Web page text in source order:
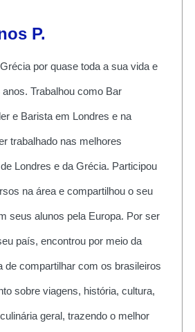
P.
por quase toda a sua vida e
Trabalhou como Bar
e Barista em Londres e na
trabalhado nas melhores
Londres e da Grécia. Participou
na área e compartilhou o seu
seus alunos pela Europa. Por ser
país, encontrou por meio da
de compartilhar com os brasileiros
sobre viagens, história, cultura,
geral, trazendo o melhor